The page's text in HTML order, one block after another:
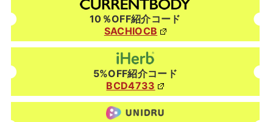
10％OFF紹介コード
SACHIOCB
5%OFF紹介コード
BCD4733